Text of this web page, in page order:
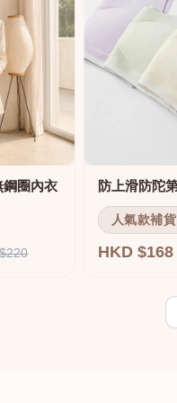
鋼圈內衣
人氣款補貨
HKD $168